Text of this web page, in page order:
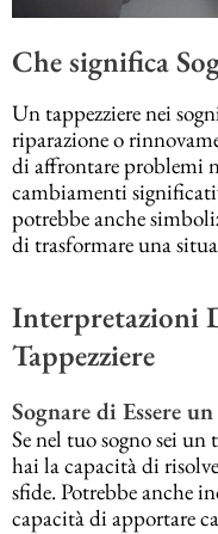
Che significa
Un tappezziere nei
riparazione o
di affrontare problemi
cambiamenti
potrebbe anche
di trasformare una
Interpretazioni
Tappezziere
Sognare di Essere
Se nel tuo sogno sei un
hai la capacità di
sfide. Potrebbe anche
capacità di apportare